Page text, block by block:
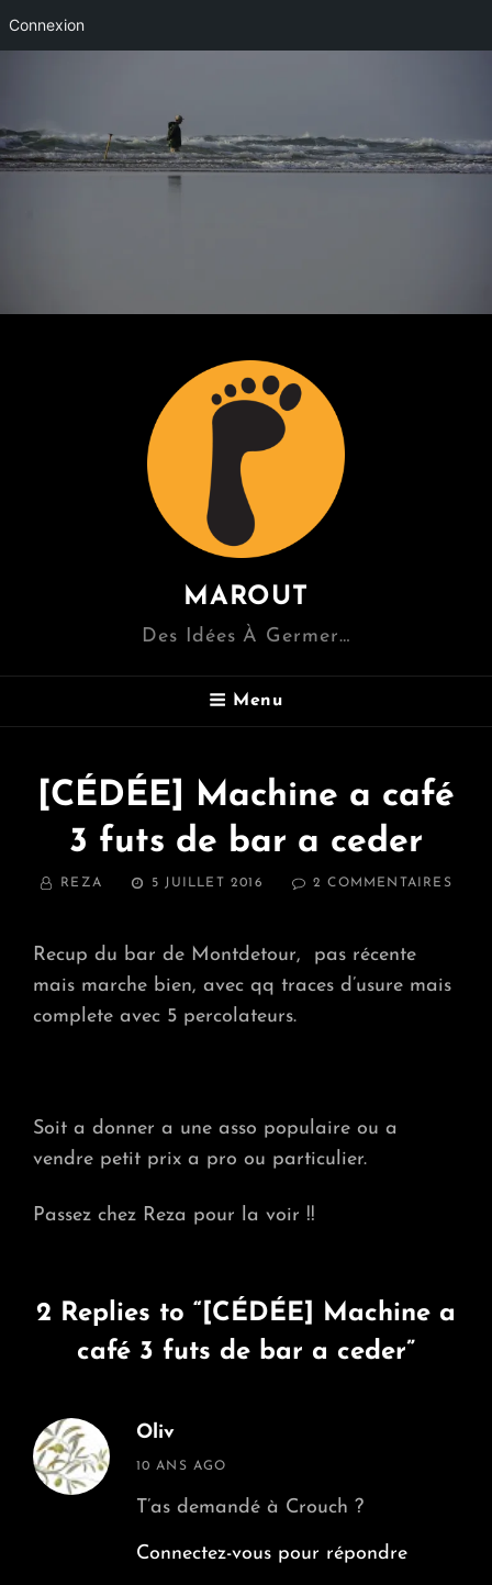
Connexion
MAROUT
Des Idées À Germer…
Menu
[CÉDÉE] Machine a café
3 futs de bar a ceder
BY REZA
POSTED
5 JUILLET 2016 2 COMMENTAIRESSUR
3
Recup du bar de Montdetour, pas récente
mais marche bien, avec qq traces d’usure mais
complete avec 5 percolateurs.
Soit a donner a une asso populaire ou a
vendre petit prix a pro ou particulier.
Passez chez Reza pour la voir !!
2 Replies to “[CÉDÉE] Machine a
café 3 futs de bar a ceder”
Oliv
says:
10 ANS AGO
T’as demandé à Crouch ?
Connectez-vous pour répondre